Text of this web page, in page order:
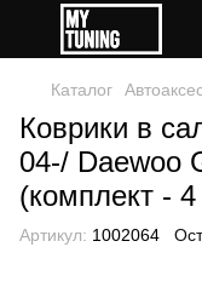
Каталог
Коврики в
04-/ Daewoo
(комплект -
Артикул: 1002064